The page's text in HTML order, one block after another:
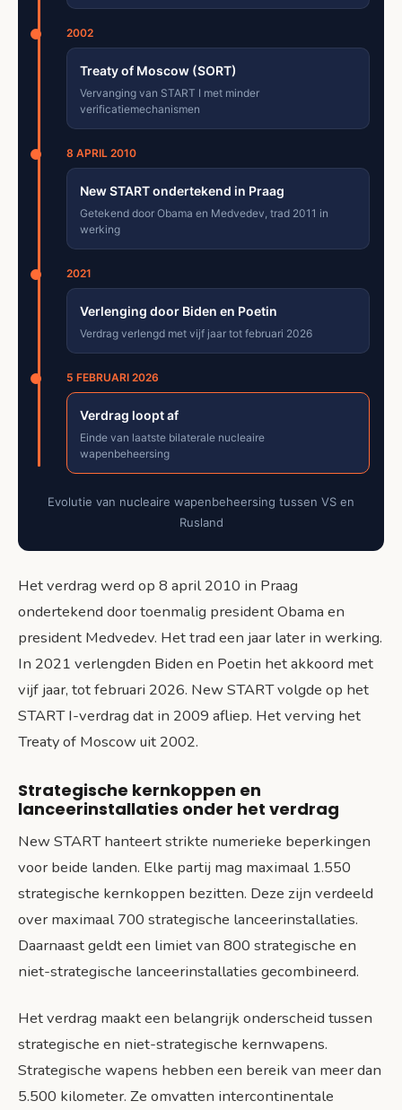
2002
Treaty of Moscow (SORT)
Vervanging van START I met minder
verificatiemechanismen
8 APRIL 2010
New START ondertekend in Praag
Getekend door Obama en Medvedev, trad 2011 in
werking
2021
Verlenging door Biden en Poetin
Verdrag verlengd met vijf jaar tot februari 2026
5 FEBRUARI 2026
Verdrag loopt af
Einde van laatste bilaterale nucleaire
wapenbeheersing
Evolutie van nucleaire wapenbeheersing tussen VS en
Rusland
Het verdrag werd op 8 april 2010 in Praag
ondertekend door toenmalig president Obama en
president Medvedev. Het trad een jaar later in werking.
In 2021 verlengden Biden en Poetin het akkoord met
vijf jaar, tot februari 2026. New START volgde op het
START I-verdrag dat in 2009 afliep. Het verving het
Treaty of Moscow uit 2002.
Strategische kernkoppen en
lanceerinstallaties onder het verdrag
New START hanteert strikte numerieke beperkingen
voor beide landen. Elke partij mag maximaal 1.550
strategische kernkoppen bezitten. Deze zijn verdeeld
over maximaal 700 strategische lanceerinstallaties.
Daarnaast geldt een limiet van 800 strategische en
niet-strategische lanceerinstallaties gecombineerd.
Het verdrag maakt een belangrijk onderscheid tussen
strategische en niet-strategische kernwapens.
Strategische wapens hebben een bereik van meer dan
5.500 kilometer. Ze omvatten intercontinentale